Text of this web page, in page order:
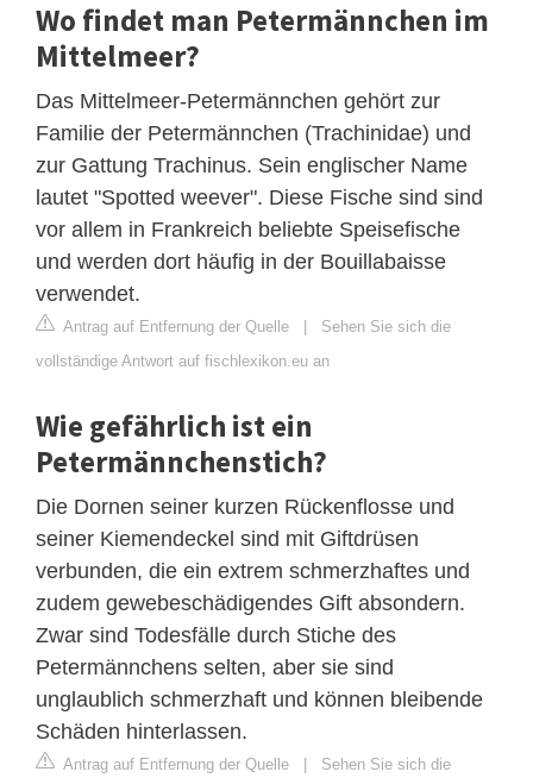
Wo findet man Petermännchen im
Mittelmeer?
Das Mittelmeer-Petermännchen gehört zur
Familie der Petermännchen (Trachinidae) und
zur Gattung Trachinus. Sein englischer Name
lautet "Spotted weever". Diese Fische sind sind
vor allem in Frankreich beliebte Speisefische
und werden dort häufig in der Bouillabaisse
verwendet.
Antrag auf Entfernung der Quelle
Sehen Sie sich die
vollständige Antwort auf fischlexikon.eu an
Wie gefährlich ist ein
Petermännchenstich?
Die Dornen seiner kurzen Rückenflosse und
seiner Kiemendeckel sind mit Giftdrüsen
verbunden, die ein extrem schmerzhaftes und
zudem gewebeschädigendes Gift absondern.
Zwar sind Todesfälle durch Stiche des
Petermännchens selten, aber sie sind
unglaublich schmerzhaft und können bleibende
Schäden hinterlassen.
Antrag auf Entfernung der Quelle
Sehen Sie sich die